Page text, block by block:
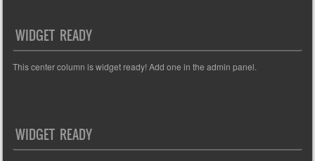
WIDGET READY
This center column is widget ready! Add one in the admin panel.
WIDGET READY